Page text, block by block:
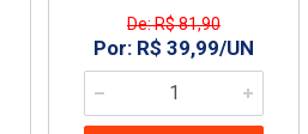
De: R$ 81,90
Por: R$ 39,99/UN